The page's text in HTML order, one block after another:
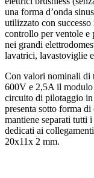
una forma d’onda
utilizzato con
controllo per ventole e
nei grandi
lavatrici, lavastoviglie
Con valori nominali di
600V e 2,5A il
circuito di pilotaggio
presenta sotto forma
mantiene separati tutti
dedicati ai
20x11x 2 mm.